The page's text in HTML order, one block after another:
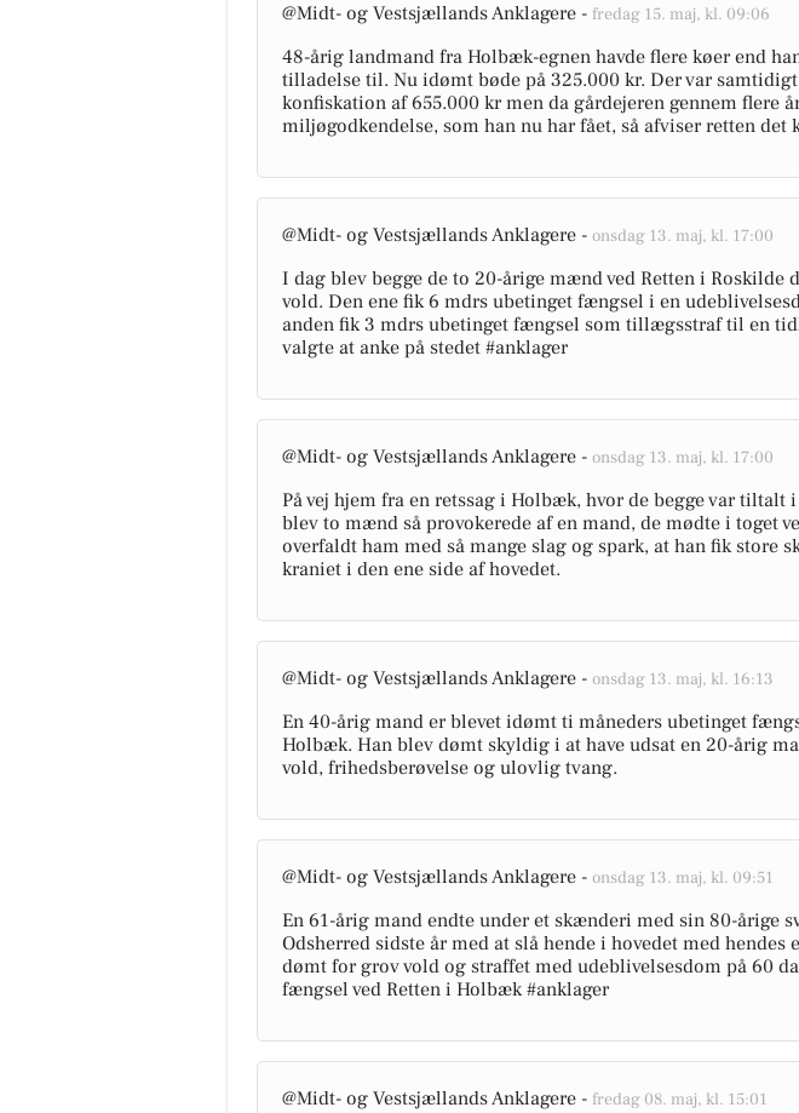
@Midt- og Vestsjællands Anklagere - fredag 15. maj, kl. 09:06
48-årig landmand fra Holbæk-egnen havde flere køer end
tilladelse til. Nu idømt bøde på 325.000 kr. Der var
konfiskation af 655.000 kr men da gårdejeren gennem flere
miljøgodkendelse, som han nu har fået, så afviser retten det
@Midt- og Vestsjællands Anklagere - onsdag 13. maj, kl. 17:00
I dag blev begge de to 20-årige mænd ved Retten i Roskilde
vold. Den ene fik 6 mdrs ubetinget fængsel i en
anden fik 3 mdrs ubetinget fængsel som tillægsstraf til en
valgte at anke på stedet #anklager
@Midt- og Vestsjællands Anklagere - onsdag 13. maj, kl. 17:00
På vej hjem fra en retssag i Holbæk, hvor de begge var tiltalt i
blev to mænd så provokerede af en mand, de mødte i toget
overfaldt ham med så mange slag og spark, at han fik store
kraniet i den ene side af hovedet.
@Midt- og Vestsjællands Anklagere - onsdag 13. maj, kl. 16:13
En 40-årig mand er blevet idømt ti måneders ubetinget
Holbæk. Han blev dømt skyldig i at have udsat en 20-årig
vold, frihedsberøvelse og ulovlig tvang.
@Midt- og Vestsjællands Anklagere - onsdag 13. maj, kl. 09:51
En 61-årig mand endte under et skænderi med sin 80-årige
Odsherred sidste år med at slå hende i hovedet med hendes
dømt for grov vold og straffet med udeblivelsesdom på 60
fængsel ved Retten i Holbæk #anklager
@Midt- og Vestsjællands Anklagere - fredag 08. maj, kl. 15:01